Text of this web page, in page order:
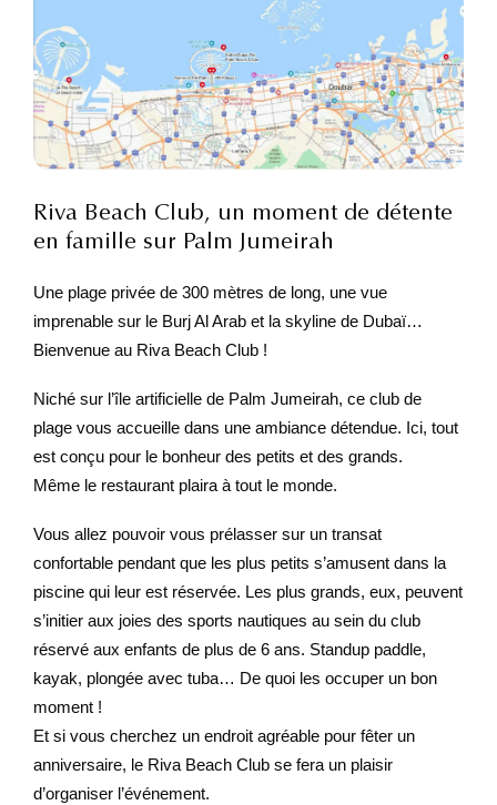
Riva Beach Club, un moment de détente
en famille sur Palm Jumeirah
Une plage privée de 300 mètres de long, une vue
imprenable sur le Burj Al Arab et la skyline de Dubaï…
Bienvenue au Riva Beach Club !
Niché sur l’île artificielle de Palm Jumeirah, ce club de
plage vous accueille dans une ambiance détendue. Ici, tout
est conçu pour le bonheur des petits et des grands.
Même le restaurant plaira à tout le monde.
Vous allez pouvoir vous prélasser sur un transat
confortable pendant que les plus petits s’amusent dans la
piscine qui leur est réservée. Les plus grands, eux, peuvent
s’initier aux joies des sports nautiques au sein du club
réservé aux enfants de plus de 6 ans. Standup paddle,
kayak, plongée avec tuba… De quoi les occuper un bon
moment !
Et si vous cherchez un endroit agréable pour fêter un
anniversaire, le Riva Beach Club se fera un plaisir
d’organiser l’événement.